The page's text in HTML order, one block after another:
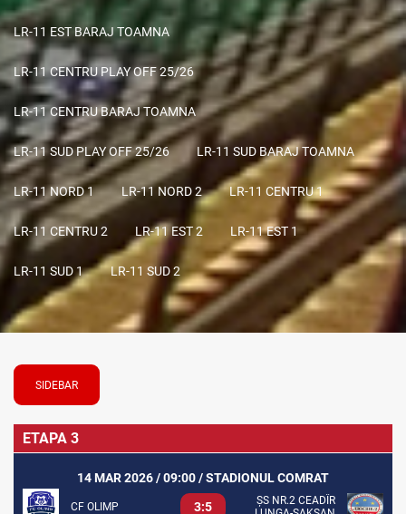
LR-11 EST BARAJ TOAMNA
LR-11 CENTRU PLAY OFF 25/26
LR-11 CENTRU BARAJ TOAMNA
LR-11 SUD PLAY OFF 25/26 LR-11 SUD BARAJ TOAMNA
LR-11 NORD 1 LR-11 NORD 2 LR-11 CENTRU 1
LR-11 CENTRU 2 LR-11 EST 2 LR-11 EST 1
LR-11 SUD 1 LR-11 SUD 2
SIDEBAR
ETAPA 3
14 MAR 2026 / 09:00 / STADIONUL COMRAT
CF OLIMP 3:5
ȘS NR.2 CEADÎR